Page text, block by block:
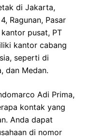
di Jakarta,
Ragunan, Pasar
pusat, PT
kantor cabang
seperti di
dan Medan.
Adi Prima,
kontak yang
Anda dapat
di nomor